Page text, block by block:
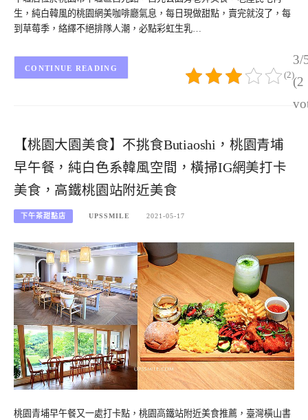
生，純白韓風的桃園網美咖啡廳氣息，每日現做甜點，賣完就沒了，每
到草莓季，絡繹不絕排隊人潮，必點彩虹生乳…
3/
(2
(2)
CONTINUE READING
【桃園大園美食】不挑食Butiaoshi，桃園青埔
早午餐，純白色系韓風空間，橫掃IG網美打卡
美食，高鐵桃園站附近美食
下午茶甜點店 UPSSMILE 2021-05-17
桃園青埔早午餐又一處打卡點，桃園高鐵站附近美食推薦，臺灣橫山書